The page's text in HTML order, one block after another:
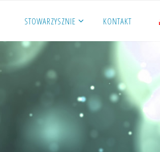
STOWARZYSZNIE KONTAKT